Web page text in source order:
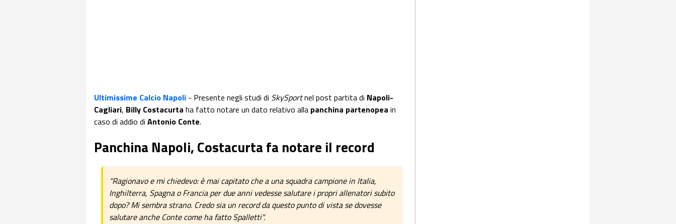
Ultimissime Calcio Napoli - Presente negli studi di SkySportnel post partita di Napoli-
Cagliari, Billy Costacurta ha fatto notare un dato relativo alla panchina partenopea in
caso di addio di Antonio Conte.
Panchina Napoli, Costacurta fa notare il record
“Ragionavo e mi chiedevo: è mai capitato che a una squadra campione in Italia,
Inghilterra, Spagna o Francia per due anni vedesse salutare i propri allenatori subito
dopo? Mi sembra strano. Credo sia un record da questo punto di vista se dovesse
salutare anche Conte come ha fatto Spalletti".